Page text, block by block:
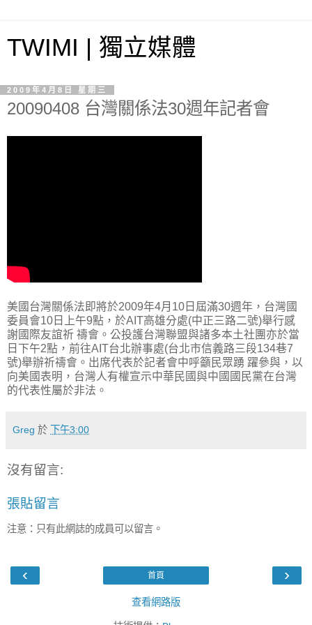
TWIMI | 獨立媒體
2009年4月8日 星期三
20090408 台灣關係法30週年記者會
美國台灣關係法即將於2009年4月10日屆滿30週年，台灣國
委員會10日上午9點，於AIT高雄分處(中正三路二號)舉行感
謝國際友誼祈 禱會。公投護台灣聯盟與諸多本土社團亦於當
日下午2點，前往AIT台北辦事處(台北市信義路三段134巷7
號)舉辦祈禱會。出席代表於記者會中呼籲民眾踴 躍參與，以
向美國表明，台灣人有權宣示中華民國與中國國民黨在台灣
的代表性屬於非法。
Greg 於 下午3:00
沒有留言:
張貼留言
注意：只有此網誌的成員可以留言。
‹ ›
首頁
查看網路版